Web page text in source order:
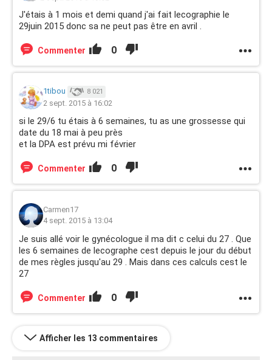
J'étais à 1 mois et demi quand j'ai fait lecographie le
29juin 2015 donc sa ne peut pas être en avril .
Commenter 0
1tibou 8 021
2 sept. 2015 à 16:02
si le 29/6 tu étais à 6 semaines, tu as une grossesse qui
date du 18 mai à peu près
et la DPA est prévu mi février
Commenter 0
Carmen17
4 sept. 2015 à 13:04
Je suis allé voir le gynécologue il ma dit c celui du 27 . Que
les 6 semaines de lecographe cest depuis le jour du début
de mes règles jusqu'au 29 . Mais dans ces calculs cest le
27
Commenter 0
Afficher les 13 commentaires